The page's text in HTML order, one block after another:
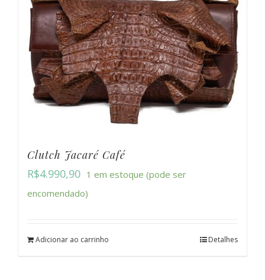
Clutch Jacaré Café
R$4.990,90 1 em estoque (pode ser
encomendado)
Adicionar ao carrinho Detalhes